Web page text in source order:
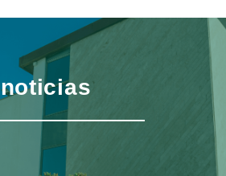
noticias